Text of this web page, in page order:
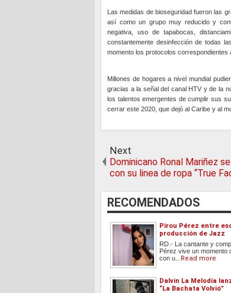
Las medidas de bioseguridad fueron las
así como un grupo muy reducido y
negativa, uso de tapabocas,
constantemente desinfección de todas
momento los protocolos correspondientes
Millones de hogares a nivel mundial
gracias a la señal del canal HTV y de la
los talentos emergentes de cumplir sus
cerrar este 2020, que dejó al Caribe y al
Next
Dominicano Ronal Mariñez
con su linea de ropa “True
RECOMENDADOS
Pirou Pérez entre
producción de Jazz
RD.- La cantante y
Pérez vive un momento
con u... Read more
Dalvin La Melodía
“La Bachata Volvió”